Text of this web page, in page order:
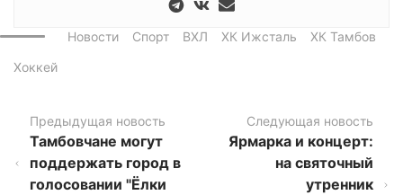
Новости Спорт ВХЛ ХК Ижсталь
ХК Тамбов
Хоккей
Предыдущая новость
Тамбовчане могут
поддержать город в
голосовании "Ёлки
Следующая новость
Ярмарка и концерт:
на святочный
утренник